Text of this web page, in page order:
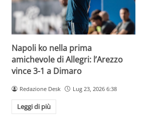
Napoli ko nella prima
amichevole di Allegri: l’Arezzo
vince 3-1 a Dimaro
Redazione Desk Lug 23, 2026 6:38
Leggi di più